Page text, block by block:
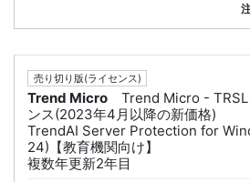
売り切り版(ライセンス)
Trend Micro
Trend Micro - TRSL
ンス(2023年4月以降の新価格)
TrendAI Server Protection for
24)【教育機関向け】
複数年更新2年目